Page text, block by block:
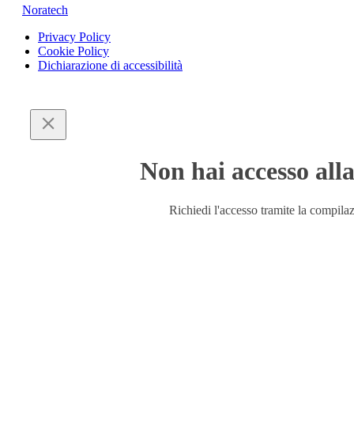
Noratech
Privacy Policy
Cookie Policy
Dichiarazione di accessibilità
Non hai accesso
Richiedi l'accesso tramite la